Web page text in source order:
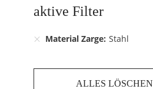
aktive Filter
Material Zarge Stahl
ALLES LÖSCHEN